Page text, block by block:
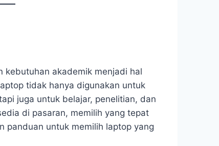
kebutuhan akademik menjadi hal
tidak hanya digunakan untuk
juga untuk belajar, penelitian, dan
di pasaran, memilih yang tepat
panduan untuk memilih laptop yang